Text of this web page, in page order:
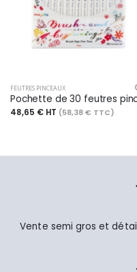
FEUTRES PINCEAUX
48,65 € HT (58,38 € TTC)
Vente semi gros et